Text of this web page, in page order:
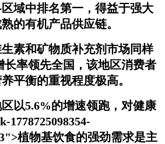
域中排名第一，得益于强大
的有机产品供应链。
素和矿物质补充剂市场同样
长率领先全国，该地区消费者
平衡的重视程度极高。
以5.6%的增速领跑，对健康
1778725098354-
植物基饮食的强劲需求是主